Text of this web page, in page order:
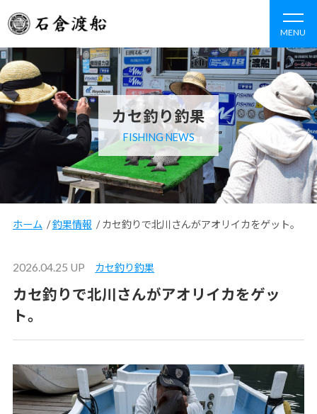
MENU
カセ釣り釣果
FISHING NEWS
ホーム /釣果情報 /カセ釣りで北川さんがアオリイカをゲット。
2026.04.25 UP カセ釣り釣果
カセ釣りで北川さんがアオリイカをゲッ
ト。